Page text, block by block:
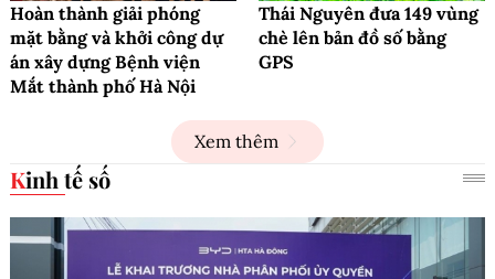
Hoàn thành giải phóng
mặt bằng và khởi công dự
án xây dựng Bệnh viện
Mắt thành phố Hà Nội
Thái Nguyên đưa 149 vùng
chè lên bản đồ số bằng
GPS
Xem thêm
Kinh tế số